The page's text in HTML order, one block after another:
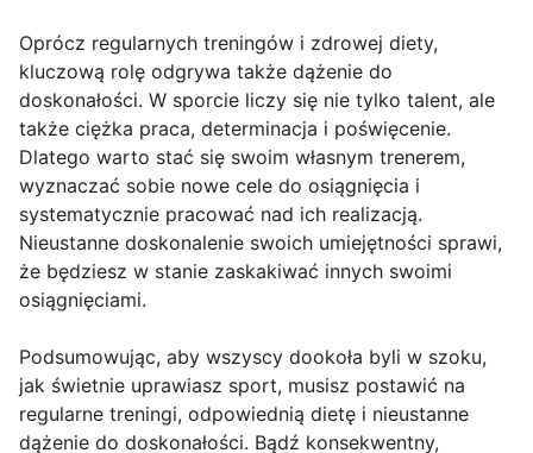
Oprócz regularnych treningów i zdrowej diety,
kluczową rolę odgrywa także dążenie do
doskonałości. W sporcie liczy się nie tylko talent, ale
także ciężka praca, determinacja i poświęcenie.
Dlatego warto stać się swoim własnym trenerem,
wyznaczać sobie nowe cele do osiągnięcia i
systematycznie pracować nad ich realizacją.
Nieustanne doskonalenie swoich umiejętności sprawi,
że będziesz w stanie zaskakiwać innych swoimi
osiągnięciami.
Podsumowując, aby wszyscy dookoła byli w szoku,
jak świetnie uprawiasz sport, musisz postawić na
regularne treningi, odpowiednią dietę i nieustanne
dążenie do doskonałości. Bądź konsekwentny,